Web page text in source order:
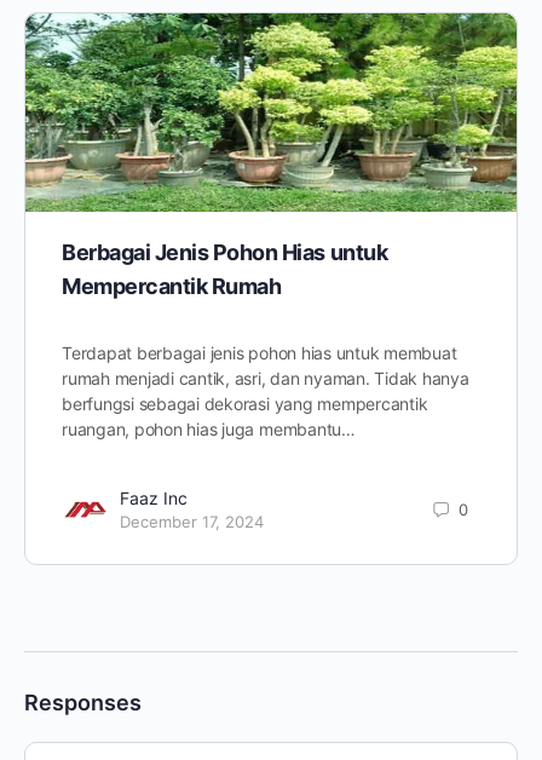
Berbagai Jenis Pohon Hias untuk
Mempercantik Rumah
Terdapat berbagai jenis pohon hias untuk membuat
rumah menjadi cantik, asri, dan nyaman. Tidak hanya
berfungsi sebagai dekorasi yang mempercantik
ruangan, pohon hias juga membantu…
Faaz Inc
December 17, 2024
0
Responses